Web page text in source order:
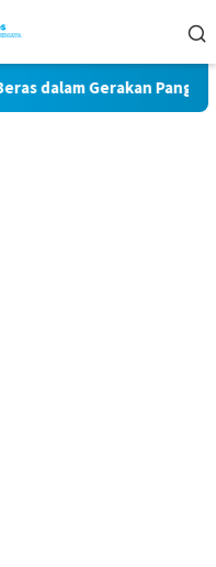
Gerakan Pangan Murah